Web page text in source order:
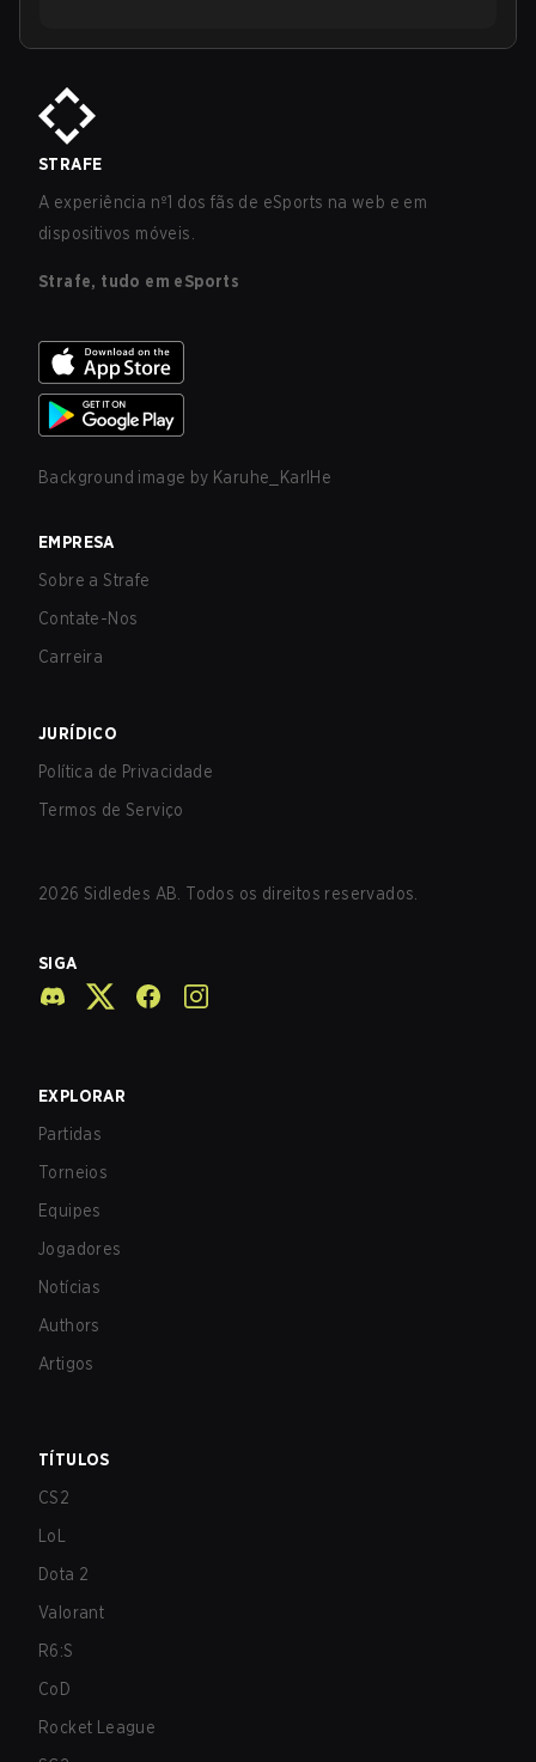
STRAFE
A experiência nº1 dos fãs de eSports na web e em
dispositivos móveis.
Strafe, tudo em eSports
Background image by Karuhe_KarlHe
EMPRESA
Sobre a Strafe
Contate-Nos
Carreira
JURÍDICO
Política de Privacidade
Termos de Serviço
2026 Sidledes AB. Todos os direitos reservados.
SIGA
EXPLORAR
Partidas
Torneios
Equipes
Jogadores
Notícias
Authors
Artigos
TÍTULOS
CS2
LoL
Dota 2
Valorant
R6:S
CoD
Rocket League